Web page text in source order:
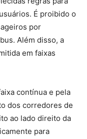
É proibido o
por
Além disso, a
em faixas
contínua e pela
dos corredores de
ao lado direito da
para